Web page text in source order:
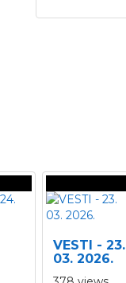
VESTI - 23.
03. 2026.